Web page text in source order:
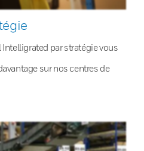
par stratégie vous
sur nos centres de